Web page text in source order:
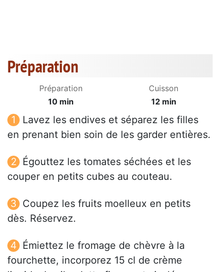
Préparation
Préparation
10 min
Cuisson
12 min
Lavez les endives et séparez les filles
en prenant bien soin de les garder entières.
Égouttez les tomates séchées et les
couper en petits cubes au couteau.
Coupez les fruits moelleux en petits
dès. Réservez.
Émiettez le fromage de chèvre à la
fourchette, incorporez 15 cl de crème